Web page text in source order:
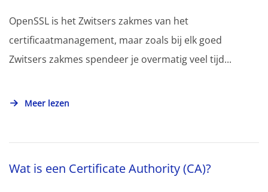
OpenSSL is het Zwitsers zakmes van het
certificaatmanagement, maar zoals bij elk goed
Zwitsers zakmes spendeer je overmatig veel tijd...
Meer lezen
Wat is een Certificate Authority (CA)?